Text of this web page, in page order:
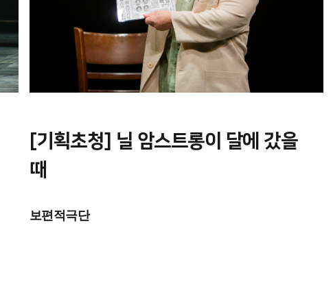
[기획초청] 닐 암스트롱이 달에 갔을
때
보편적극단